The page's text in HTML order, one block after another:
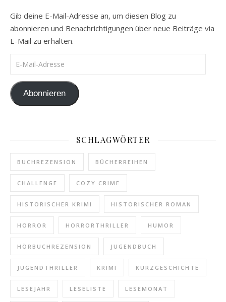
Gib deine E-Mail-Adresse an, um diesen Blog zu
abonnieren und Benachrichtigungen über neue Beiträge via
E-Mail zu erhalten.
E-Mail-Adresse
Abonnieren
SCHLAGWÖRTER
BUCHREZENSION BÜCHERREIHEN
CHALLENGE COZY CRIME
HISTORISCHER KRIMI HISTORISCHER ROMAN
HORROR HORRORTHRILLER HUMOR
HÖRBUCHREZENSION JUGENDBUCH
JUGENDTHRILLER KRIMI KURZGESCHICHTE
LESEJAHR LESELISTE LESEMONAT